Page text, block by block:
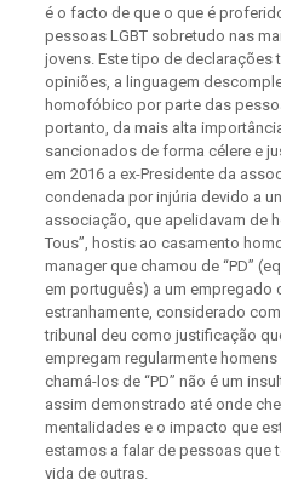
é o facto de que o que é
pessoas LGBT sobretudo nas
jovens. Este tipo de declarações
opiniões, a linguagem
homofóbico por parte das
portanto, da mais alta
sancionados de forma célere e
em 2016 a ex-Presidente da
condenada por injúria devido a
associação, que apelidavam de
Tous”, hostis ao casamento
manager que chamou de “PD”
em português) a um empregado
estranhamente, considerado
tribunal deu como justificação
empregam regularmente
chamá-los de “PD” não é um
assim demonstrado até onde
mentalidades e o impacto que
estamos a falar de pessoas que
vida de outras.